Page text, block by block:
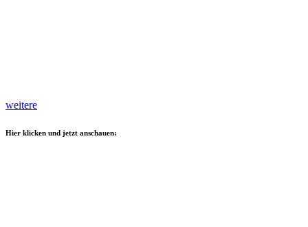
weitere
Hier klicken und jetzt anschauen: